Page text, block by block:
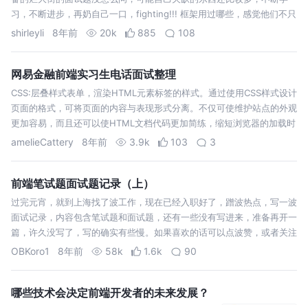
习，不断进步，再奶自己一口，fighting!!! 框架用过哪些，感觉他们不只
需要熟练运用，更看重理解的深度，比如要懂源码，react中diff算法的
shirleyli 8年前 20k 885 108
网易金融前端实习生电话面试整理
CSS:层叠样式表单，渲染HTML元素标签的样式。通过使用CSS样式设计
页面的格式，可将页面的内容与表现形式分离。不仅可使维护站点的外观
更加容易，而且还可以使HTML文档代码更加简练，缩短浏览器的加载时
间。 @keyframes规则用于创建动画，在 @keyframes 中规定…
amelieCattery 8年前 3.9k 103 3
前端笔试题面试题记录（上）
过完元宵，就到上海找了波工作，现在已经入职好了，蹭波热点，写一波
面试记录，内容包含笔试题和面试题，还有一些没有写进来，准备再开一
篇，许久没写了，写的确实有些慢。如果喜欢的话可以点波赞，或者关注
一下，希望大家看完本文可以有所收获。 跨域问题是这是浏览器为了安
OBKoro1 8年前 58k 1.6k 90
哪些技术会决定前端开发者的未来发展？